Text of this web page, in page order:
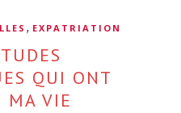
, EXPATRIATION
QUI ONT
MA VIE